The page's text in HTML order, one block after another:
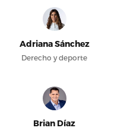
Adriana Sánchez
Derecho y deporte
Brian Díaz